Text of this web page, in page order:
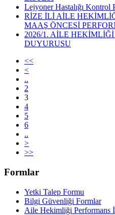
Lejyoner Hastalığı
RİZE İLİ AİLE
MAAŞ ÖNCESİ
2026/1. AİLE
DUYURUSU
<<
<
..
2
3
4
5
6
..
>
>>
Formlar
Yetki Talep Formu
Bilgi Güvenliği Formlar
Aile Hekimliği Performans